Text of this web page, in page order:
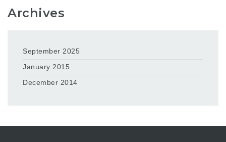
Archives
September 2025
January 2015
December 2014